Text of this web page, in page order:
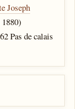
Joseph
Pas de calais